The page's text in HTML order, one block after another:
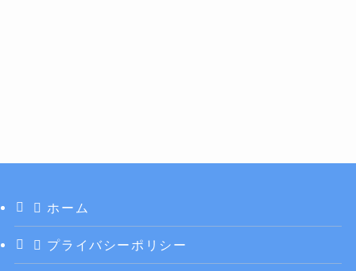
ホーム
プライバシーポリシー